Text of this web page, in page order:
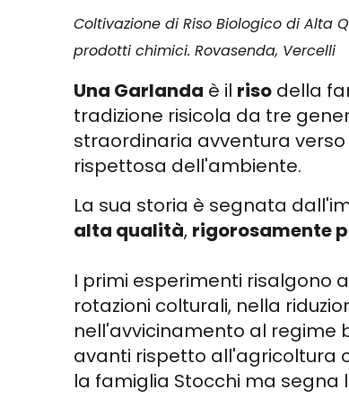
Coltivazione di Riso Biologico di Alta
prodotti chimici. Rovasenda, Vercelli
Una Garlanda è il riso della
tradizione risicola da tre
straordinaria avventura
rispettosa dell'ambiente.
La sua storia è segnata
alta qualità, rigorosamente
I primi esperimenti risalgono
rotazioni colturali, nella
nell'avvicinamento al regime
avanti rispetto all'agricoltura
la famiglia Stocchi ma segna